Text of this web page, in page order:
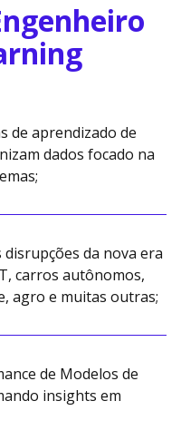
de aprendizado de
dados focado na
da nova era
carros autônomos,
agro e muitas outras;
de Modelos de
insights em